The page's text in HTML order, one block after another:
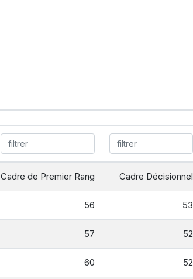
Cadre de Premier Rang Cadre Décisionnel
56 53
57 52
60 52